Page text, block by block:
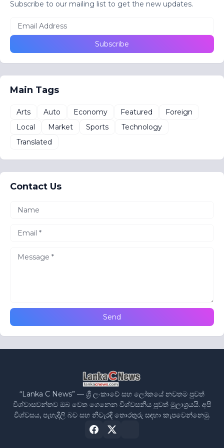
Subscribe to our mailing list to get the new updates.
Main Tags
Arts Auto Economy Featured
Foreign
Local
Market Sports
Technology
Translated
Contact Us
“Lanka C News” — ශ්‍රී ලංකාවේ සහ ලෝකයේ නවතම පුවත්
විශ්වාසවන්තව ඔබ වෙත ගෙනෙන විශ්වසනීය පුවත් මූලාශ්‍රයයි. අපි
විශ්වසය, පැහැදිලි බව සහ නිවැරදි තොරතුරු සඳහා කැපවෙන්නෙමු.